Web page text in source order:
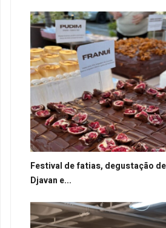
Festival de fatias, degustação
Djavan e...